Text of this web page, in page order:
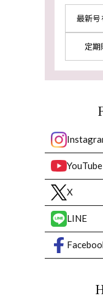
最新号
定期
YouTube
X
LINE